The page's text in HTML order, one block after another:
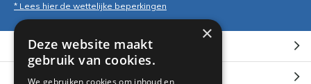
* Lees hier de wettelijke beperkingen
Klantenservice
Mijn account
×
Deze website maakt
gebruik van cookies.
We gebruiken cookies om inhoud en